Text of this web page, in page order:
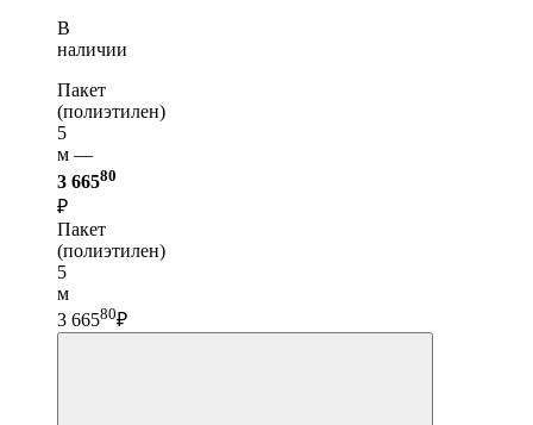
В
наличии
Пакет
(полиэтилен)
5
м —
3 66580
₽
Пакет
(полиэтилен)
5
м
3 66580₽